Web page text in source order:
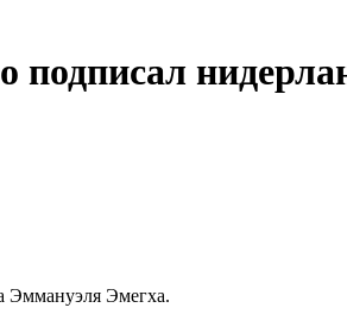
Эммануэля Эмегха.